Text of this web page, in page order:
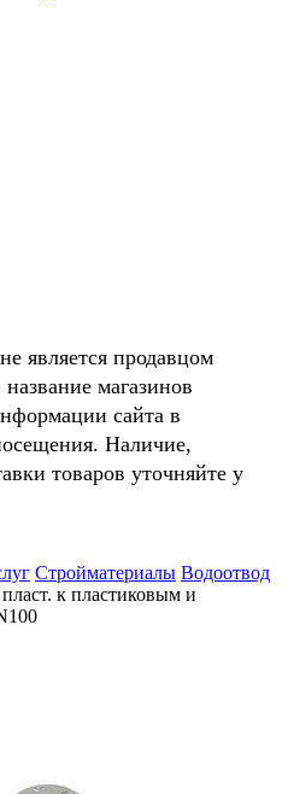
является продавцом
магазинов
сайта в
Наличие,
товаров уточняйте у
Стройматериалы Водоотвод
к пластиковым и